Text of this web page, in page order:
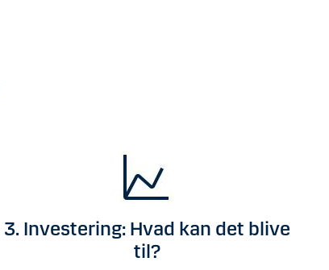
3. Investering: Hvad kan det blive
til?